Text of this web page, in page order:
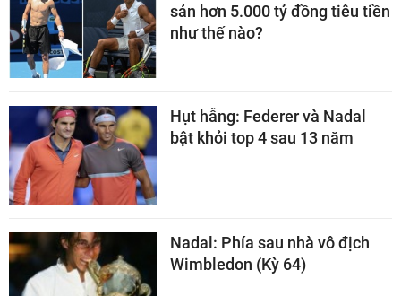
sản hơn 5.000 tỷ đồng tiêu tiền
như thế nào?
Hụt hẫng: Federer và Nadal
bật khỏi top 4 sau 13 năm
Nadal: Phía sau nhà vô địch
Wimbledon (Kỳ 64)